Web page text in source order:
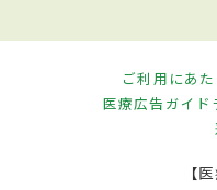
ご利用にあ
医療広告ガイド
【